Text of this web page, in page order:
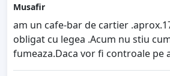
Musafir
am un cafe-bar de cartier
obligat cu legea .Acum nu stiu
fumeaza.Daca vor fi controale pe